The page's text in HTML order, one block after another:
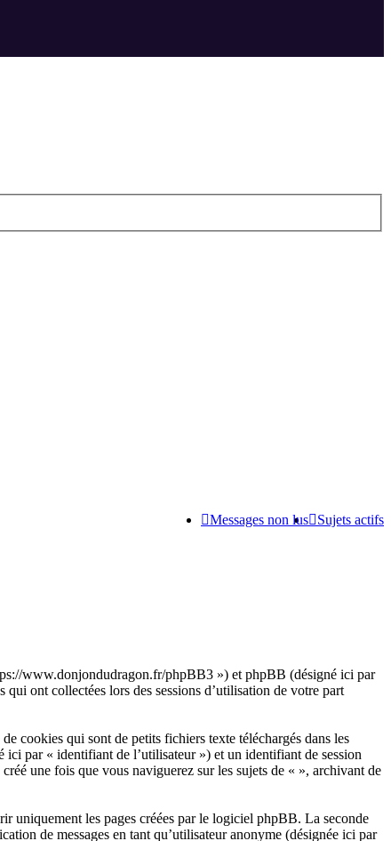
Sujets actifs
Messages non lus
www.donjondudragon.fr/phpBB3 ») et phpBB (désigné ici par
ont collectées lors des sessions d’utilisation de votre part
cookies qui sont de petits fichiers texte téléchargés dans les
par « identifiant de l’utilisateur ») et un identifiant de session
une fois que vous naviguerez sur les sujets de « », archivant de
uniquement les pages créées par le logiciel phpBB. La seconde
de messages en tant qu’utilisateur anonyme (désignée ici par